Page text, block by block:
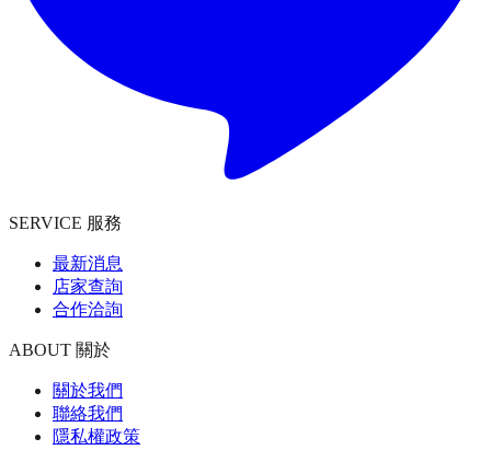
SERVICE 服務
最新消息
店家查詢
合作洽詢
ABOUT 關於
關於我們
聯絡我們
隱私權政策